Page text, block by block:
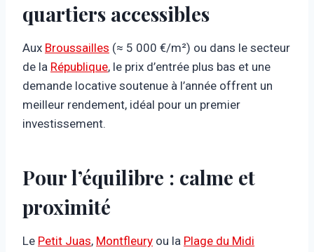
quartiers accessibles
Aux Broussailles (≈ 5 000 €/m²) ou dans le secteur
de la République, le prix d’entrée plus bas et une
demande locative soutenue à l’année offrent un
meilleur rendement, idéal pour un premier
investissement.
Pour l’équilibre : calme et
proximité
Le Petit Juas, Montfleury ou la Plage du Midi